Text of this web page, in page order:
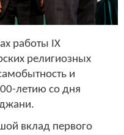
работы IX
религиозных
и
летию со дня
вклад первого